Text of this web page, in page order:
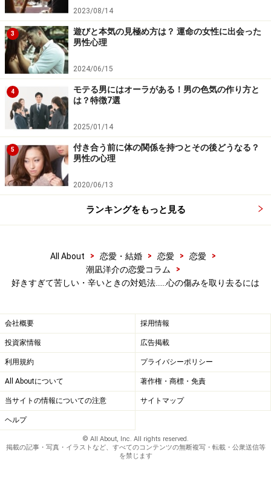
も、人は目の前に魅力的な人がいれば、その魅力に引き
込まれ、痛みが鈍化、中和、あるいはまひする瞬間を味
わうことができてしまいます。
その安堵（あんど）感をかみしめ、心の平穏を取り戻し
てみてください。かりそめのひとときでもいいのです。
傷ついた心に休息を。
2. ほかの異性とデートをして紛らわす
もしあなたの周囲に異性として魅力を感じることがで
ならば、その異性とぜひデートをしてみてほしいので
し、2人の時間を楽しんでみて欲しいのです。
そうすることによって、あなたの恋愛思考回路の1つ1つ
が、本来、人間という動物も生涯に何人もの異性と「つ
がい」になってきた生き物です。
それが本命の人ではなかったとしても、生命体としては
満足できる構造になっているはずなのです。話の分かる
大人なら、今あなたが苦しい状態を必ず理解してくれる
はず。正直に「恋人の代役」をお願いしてみてもよいで
2023/08/14
3
遊びと本気の見極め方は？ 運命の女性に出会った
男性心理
2024/06/15
4
モテる男にはオーラがある！男の色気の作り方と
は？特徴7選
2025/01/14
5
付き合う前に体の関係を持つとその後どうなる？
男性の心理
2020/06/13
ランキングをもっと見る
All About > 恋愛・結婚 > 恋愛 > 恋愛
>
潮凪洋介の恋愛コラム
>
好きすぎて苦しい・辛いときの対処法……心の傷みを取り去るには
会社概要 採用情報
投資家情報 広告掲載
利用規約 プライバシーポリシー
All Aboutについて 著作権・商標・免責
当サイトの情報についての注意 サイトマップ
ヘルプ
© All About, Inc. All rights reserved.
掲載の記事・写真・イラストなど、すべてのコンテンツの無断複写・転載・公衆送信等
を禁じます